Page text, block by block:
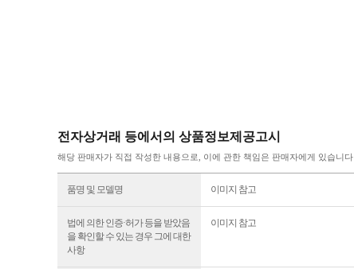
전자상거래 등에서의 상품정보제공고시
해당 판매자가 직접 작성한 내용으로, 이에 관한 책임은 판매자에게 있습니다
품명 및 모델명 이미지 참고
법에 의한 인증·허가 등을 받았음
을 확인할 수 있는 경우 그에 대한
사항
이미지 참고